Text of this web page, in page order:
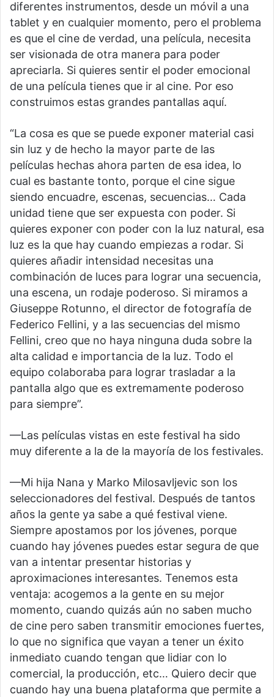
diferentes instrumentos, desde un móvil a una
tablet y en cualquier momento, pero el problema
es que el cine de verdad, una película, necesita
ser visionada de otra manera para poder
apreciarla. Si quieres sentir el poder emocional
de una película tienes que ir al cine. Por eso
construimos estas grandes pantallas aquí.
“La cosa es que se puede exponer material casi
sin luz y de hecho la mayor parte de las
películas hechas ahora parten de esa idea, lo
cual es bastante tonto, porque el cine sigue
siendo encuadre, escenas, secuencias… Cada
unidad tiene que ser expuesta con poder. Si
quieres exponer con poder con la luz natural, esa
luz es la que hay cuando empiezas a rodar. Si
quieres añadir intensidad necesitas una
combinación de luces para lograr una secuencia,
una escena, un rodaje poderoso. Si miramos a
Giuseppe Rotunno, el director de fotografía de
Federico Fellini, y a las secuencias del mismo
Fellini, creo que no haya ninguna duda sobre la
alta calidad e importancia de la luz. Todo el
equipo colaboraba para lograr trasladar a la
pantalla algo que es extremamente poderoso
para siempre”.
—Las películas vistas en este festival ha sido
muy diferente a la de la mayoría de los festivales.
—Mi hija Nana y Marko Milosavljevic son los
seleccionadores del festival. Después de tantos
años la gente ya sabe a qué festival viene.
Siempre apostamos por los jóvenes, porque
cuando hay jóvenes puedes estar segura de que
van a intentar presentar historias y
aproximaciones interesantes. Tenemos esta
ventaja: acogemos a la gente en su mejor
momento, cuando quizás aún no saben mucho
de cine pero saben transmitir emociones fuertes,
lo que no significa que vayan a tener un éxito
inmediato cuando tengan que lidiar con lo
comercial, la producción, etc… Quiero decir que
cuando hay una buena plataforma que permite a